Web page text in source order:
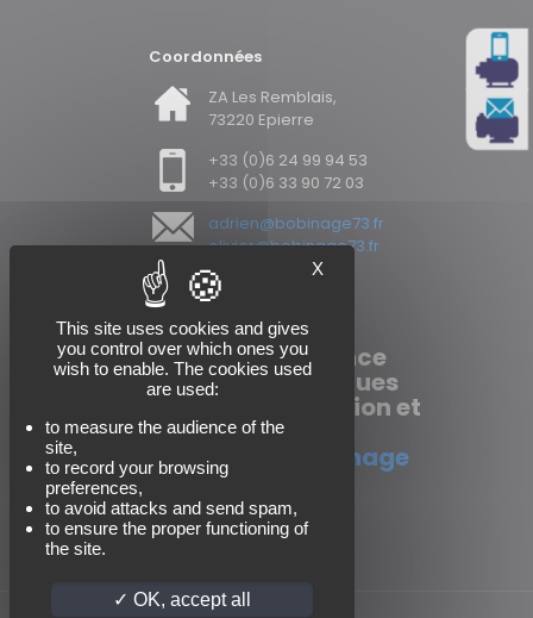
Coordonnées
ZA Les Remblais,
73220 Epierre
+33 (0)6 24 99 94 53
+33 (0)6 33 90 72 03
adrien@bobinage73.fr
olivier@bobinage73.fr
Vente et maintenance
de moteurs électriques
industriels, réparation et
vente de pompes
Bobinage et rebobinage
Appel
X
This site uses cookies and gives
you control over which ones you
wish to enable. The cookies used
are used:
to measure the audience of the
site,
to record your browsing
preferences,
to avoid attacks and send spam,
to ensure the proper functioning of
the site.
OK, accept all